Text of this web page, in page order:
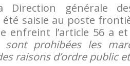
Direction générale
été saisie au poste
enfreint l’article 56 a
sont prohibées les
raisons d’ordre public